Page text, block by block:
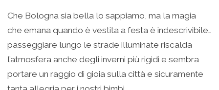
Che Bologna sia bella lo sappiamo, ma la magia
che emana quando è vestita a festa è indescrivibile…
passeggiare lungo le strade illuminate riscalda
l’atmosfera anche degli inverni più rigidi e sembra
portare un raggio di gioia sulla città e sicuramente